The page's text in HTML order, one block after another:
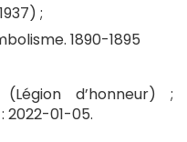
;
1890-1895
d’honneur) ;
: 2022-01-05.